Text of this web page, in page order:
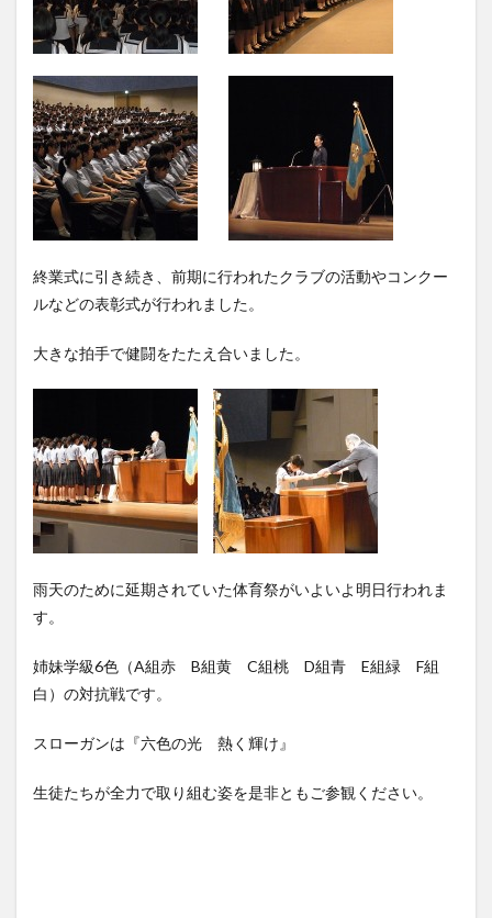
終業式に引き続き、前期に行われたクラブの活動やコンクー
ルなどの表彰式が行われました。
大きな拍手で健闘をたたえ合いました。
雨天のために延期されていた体育祭がいよいよ明日行われま
す。
姉妹学級6色（A組赤 B組黄 C組桃 D組青 E組緑 F組
白）の対抗戦です。
スローガンは『六色の光 熱く輝け』
生徒たちが全力で取り組む姿を是非ともご参観ください。